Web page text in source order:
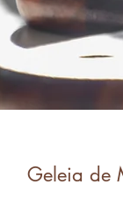
Geleia de